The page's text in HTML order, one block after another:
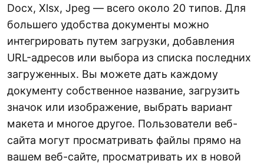
Docx, Xlsx, Jpeg — всего около 20 типов. Для
большего удобства документы можно
интегрировать путем загрузки, добавления
URL-адресов или выбора из списка последних
загруженных. Вы можете дать каждому
документу собственное название, загрузить
значок или изображение, выбрать вариант
макета и многое другое. Пользователи веб-
сайта могут просматривать файлы прямо на
вашем веб-сайте, просматривать их в новой